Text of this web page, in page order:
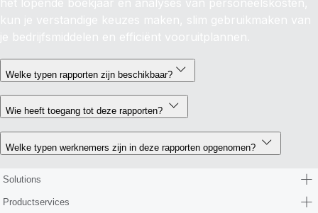
kun je verstandige keuzes maken, slim gebruikmaken van
je bedrijfsmiddelen en efficiënt vooruitplannen.
Welke typen rapporten zijn beschikbaar?
Wie heeft toegang tot deze rapporten?
Welke typen werknemers zijn in deze rapporten opgenomen?
Solutions
Productservices